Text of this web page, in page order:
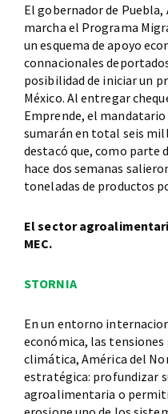
El gobernador de
marcha el Programa
un esquema de apoyo
connacionales
posibilidad de iniciar un
México. Al entregar
Emprende, el
sumarán en total seis
destacó que, como parte
hace dos semanas
toneladas de productos
El sector
MEC.
STORNIA
En un entorno
económica, las
climática, América del
estratégica: profundizar
agroalimentaria o